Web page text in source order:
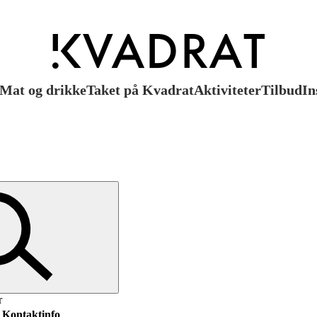
Mat og drikkeTaket på KvadratAktiviteterTilbud
Kontaktinfo